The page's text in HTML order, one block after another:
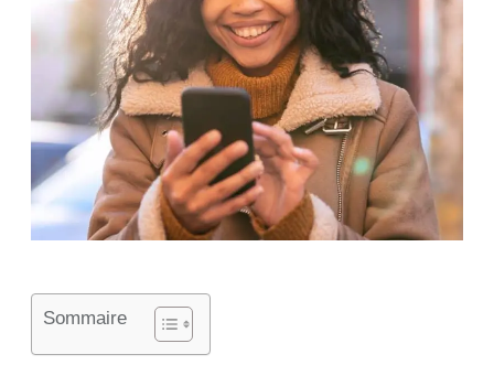
Sommaire